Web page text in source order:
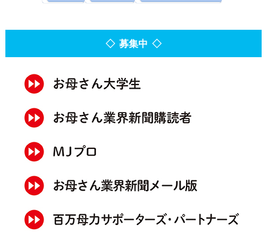
◇ 募集中 ◇